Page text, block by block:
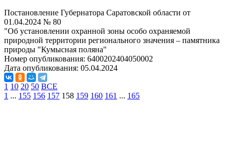
Постановление Губернатора Саратовской области от
01.04.2024 № 80
"Об установлении охранной зоны особо охраняемой
природной территории регионального значения – памятника
природы "Кумысная поляна"
Номер опубликования: 6400202404050002
Дата опубликования: 05.04.2024
1 10 20 50 ВСЕ
1 ... 155 156 157 158 159 160 161 ... 165